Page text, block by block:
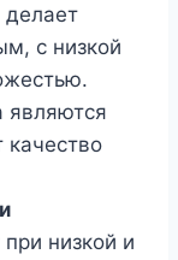
делает
с низкой
являются
качество
низкой и